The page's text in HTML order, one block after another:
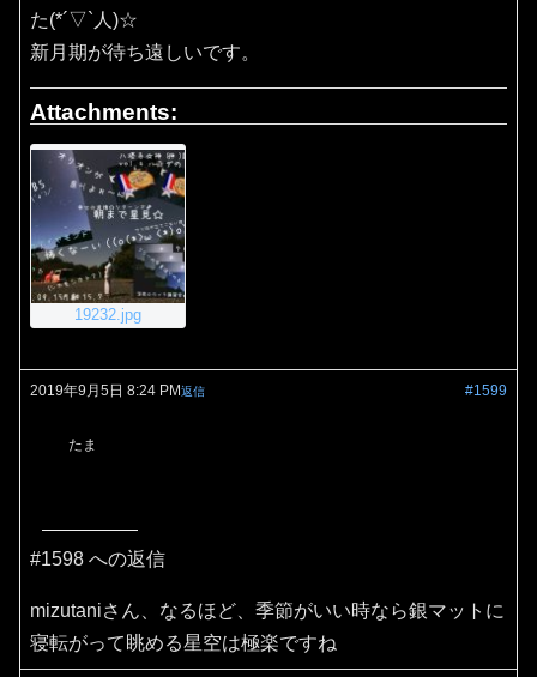
た(*´▽`人)☆
新月期が待ち遠しいです。
Attachments:
19232.jpg
2019年9月5日 8:24 PM #1599
返信
たま
#1598 への返信
mizutaniさん、なるほど、季節がいい時なら銀マットに
寝転がって眺める星空は極楽ですね